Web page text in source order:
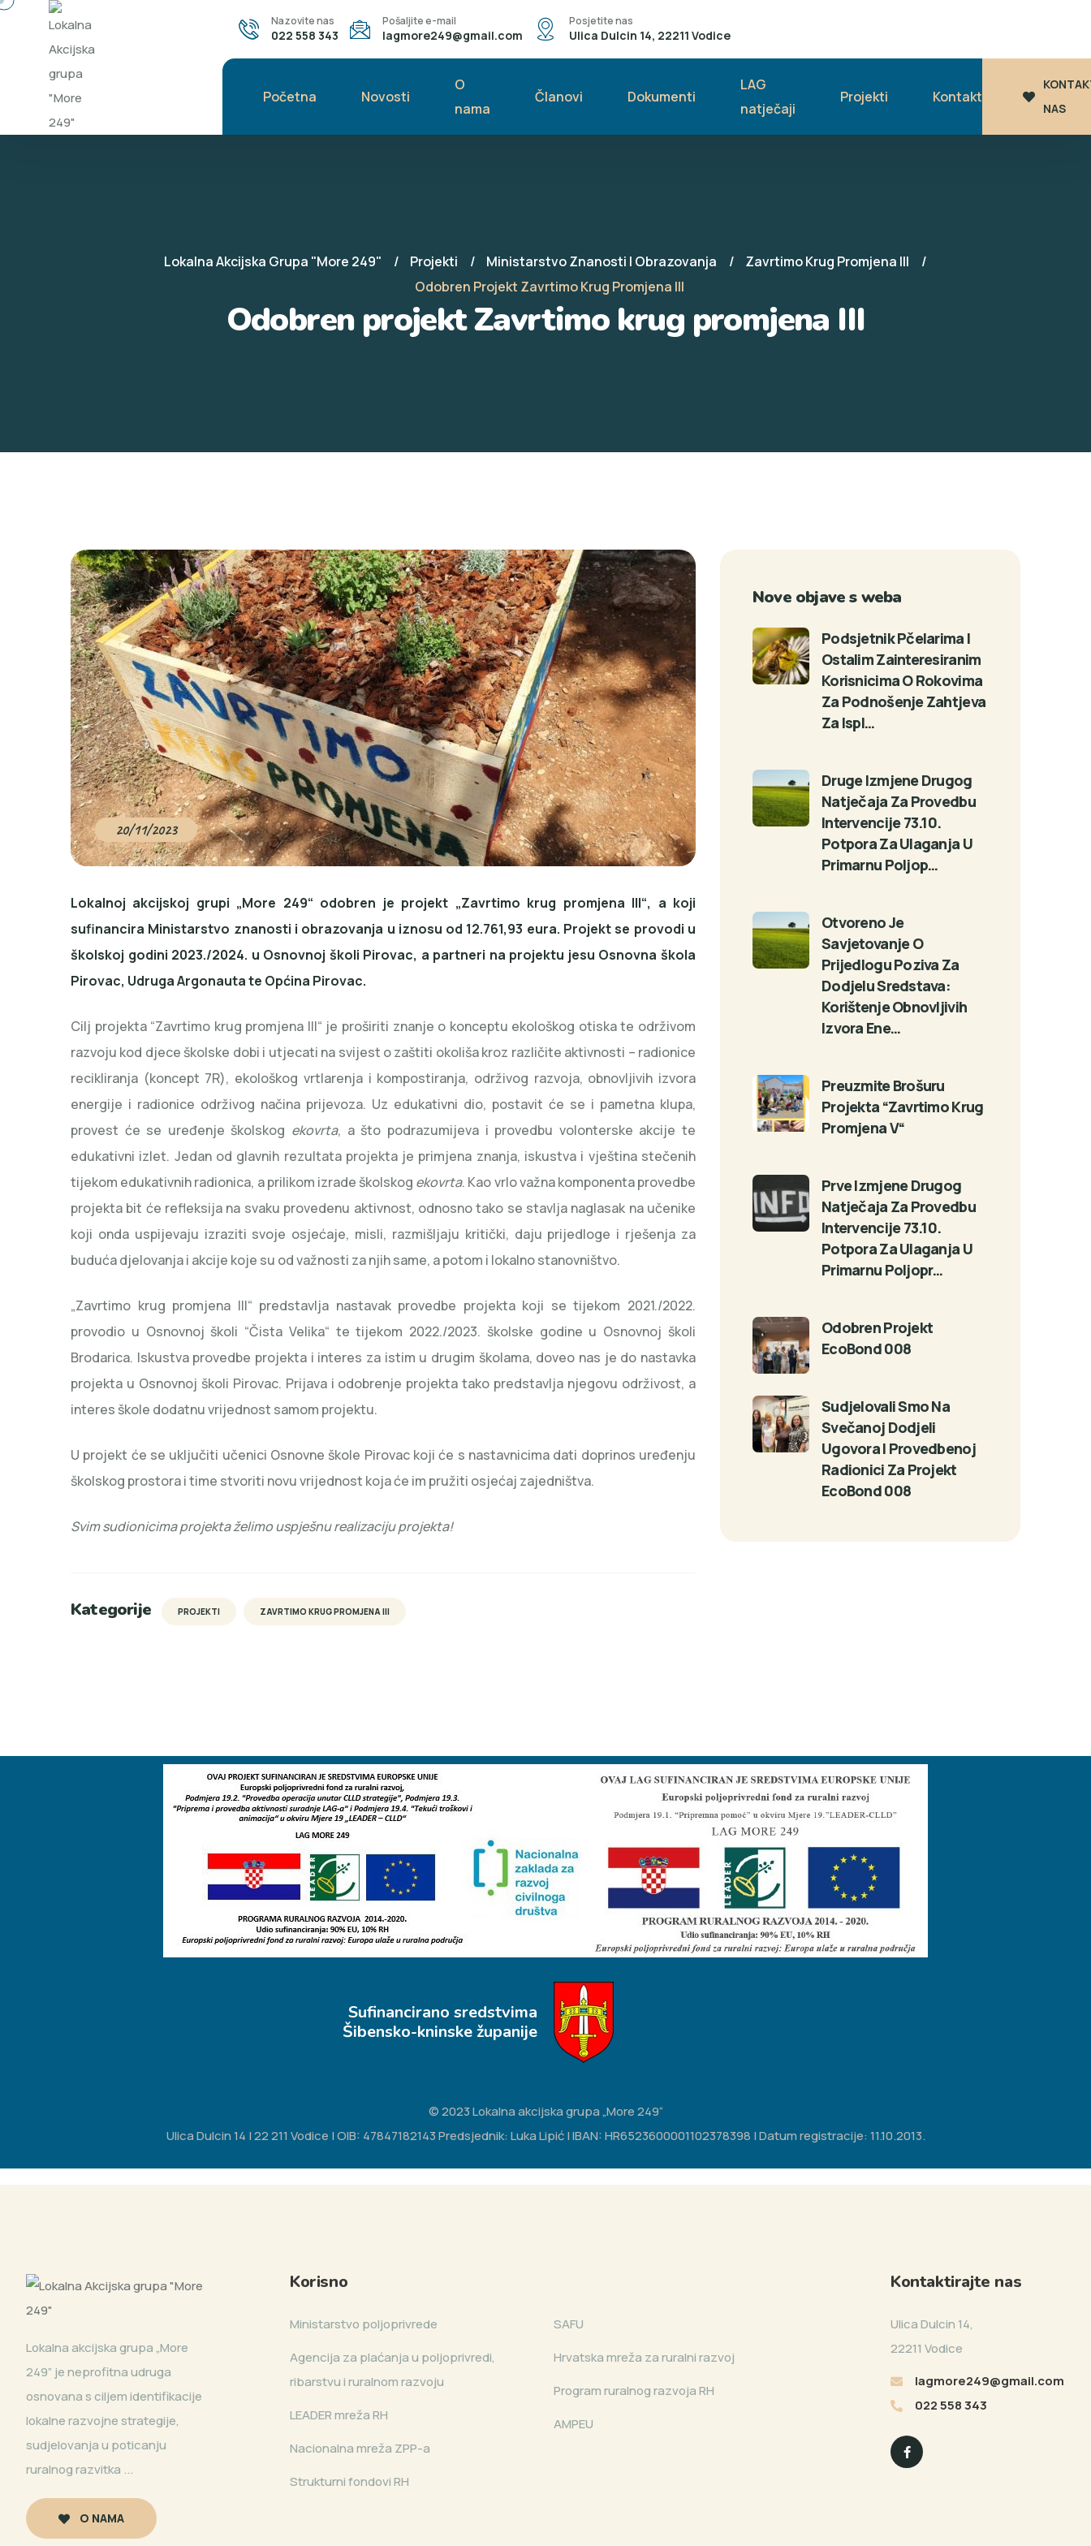
Nazovite nas
022 558 343
Pošaljite e-mail
lagmore249@gmail.com
Posjetite nas
Ulica Dulcin 14, 22211 Vodice
Početna Novosti
O
nama
Članovi Dokumenti
LAG
natječaji
Projekti Kontakt
NAS
Lokalna Akcijska Grupa "More 249" Projekti Ministarstvo Znanosti I Obrazovanja
Zavrtimo Krug Promjena III
Odobren Projekt Zavrtimo Krug Promjena III
Odobren projekt Zavrtimo krug promjena III
20/11/2023
Lokalnoj akcijskoj grupi „More 249“ odobren je projekt „Zavrtimo krug promjena III“, a koji
sufinancira Ministarstvo znanosti i obrazovanja u iznosu od 12.761,93 eura. Projekt se provodi u
školskoj godini 2023./2024. u Osnovnoj školi Pirovac, a partneri na projektu jesu Osnovna škola
Pirovac, Udruga Argonauta te Općina Pirovac.
Cilj projekta “Zavrtimo krug promjena III“ je proširiti znanje o konceptu ekološkog otiska te održivom
razvoju kod djece školske dobi i utjecati na svijest o zaštiti okoliša kroz različite aktivnosti – radionice
recikliranja (koncept 7R), ekološkog vrtlarenja i kompostiranja, održivog razvoja, obnovljivih izvora
energije i radionice održivog načina prijevoza. Uz edukativni dio, postavit će se i pametna klupa,
provest će se uređenje školskog ekovrta, a što podrazumijeva i provedbu volonterske akcije te
edukativni izlet. Jedan od glavnih rezultata projekta je primjena znanja, iskustva i vještina stečenih
tijekom edukativnih radionica, a prilikom izrade školskog ekovrta. Kao vrlo važna komponenta provedbe
projekta bit će refleksija na svaku provedenu aktivnost, odnosno tako se stavlja naglasak na učenike
koji onda uspijevaju izraziti svoje osjećaje, misli, razmišljaju kritički, daju prijedloge i rješenja za
buduća djelovanja i akcije koje su od važnosti za njih same, a potom i lokalno stanovništvo.
„Zavrtimo krug promjena III“ predstavlja nastavak provedbe projekta koji se tijekom 2021./2022.
provodio u Osnovnoj školi “Čista Velika“ te tijekom 2022./2023. školske godine u Osnovnoj školi
Brodarica. Iskustva provedbe projekta i interes za istim u drugim školama, doveo nas je do nastavka
projekta u Osnovnoj školi Pirovac. Prijava i odobrenje projekta tako predstavlja njegovu održivost, a
interes škole dodatnu vrijednost samom projektu.
U projekt će se uključiti učenici Osnovne škole Pirovac koji će s nastavnicima dati doprinos uređenju
školskog prostora i time stvoriti novu vrijednost koja će im pružiti osjećaj zajedništva.
Svim sudionicima projekta želimo uspješnu realizaciju projekta!
Kategorije PROJEKTI ZAVRTIMO KRUG PROMJENA III
Nove objave s weba
Podsjetnik Pčelarima I
Ostalim Zainteresiranim
Korisnicima O Rokovima
Za Podnošenje Zahtjeva
Za Ispl…
Druge Izmjene Drugog
Natječaja Za Provedbu
Intervencije 73.10.
Potpora Za Ulaganja U
Primarnu Poljop…
Otvoreno Je
Savjetovanje O
Prijedlogu Poziva Za
Dodjelu Sredstava:
Korištenje Obnovljivih
Izvora Ene…
Preuzmite Brošuru
Projekta “Zavrtimo Krug
Promjena V“
Prve Izmjene Drugog
Natječaja Za Provedbu
Intervencije 73.10.
Potpora Za Ulaganja U
Primarnu Poljopr…
Odobren Projekt
EcoBond 008
Sudjelovali Smo Na
Svečanoj Dodjeli
Ugovora I Provedbenoj
Radionici Za Projekt
EcoBond 008
Sufinancirano sredstvima
Šibensko-kninske županije
© 2023 Lokalna akcijska grupa „More 249“
Ulica Dulcin 14 | 22 211 Vodice | OIB: 47847182143 Predsjednik: Luka Lipić | IBAN: HR6523600001102378398 | Datum registracije: 11.10.2013.
Lokalna akcijska grupa „More
249” je neprofitna udruga
osnovana s ciljem identifikacije
lokalne razvojne strategije,
sudjelovanja u poticanju
ruralnog razvitka ...
O NAMA
Korisno
Ministarstvo poljoprivrede
Agencija za plaćanja u poljoprivredi,
ribarstvu i ruralnom razvoju
LEADER mreža RH
Nacionalna mreža ZPP-a
Strukturni fondovi RH
SAFU
Hrvatska mreža za ruralni razvoj
Program ruralnog razvoja RH
AMPEU
Kontaktirajte nas
Ulica Dulcin 14,
22211 Vodice
lagmore249@gmail.com
022 558 343